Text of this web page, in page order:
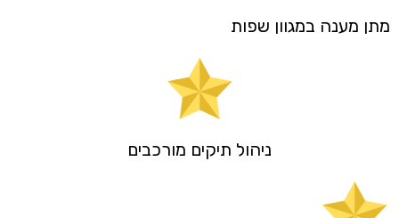
מתן מענה במגוון שפות
ניהול תיקים מורכבים